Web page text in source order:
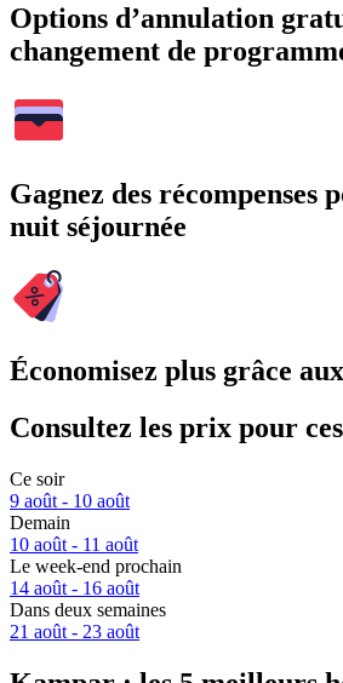
Options d’annulation
changement de
Gagnez des récompenses
nuit séjournée
Économisez plus grâce
Consultez les prix pour
Ce soir
9 août - 10 août
Demain
10 août - 11 août
Le week-end prochain
14 août - 16 août
Dans deux semaines
21 août - 23 août